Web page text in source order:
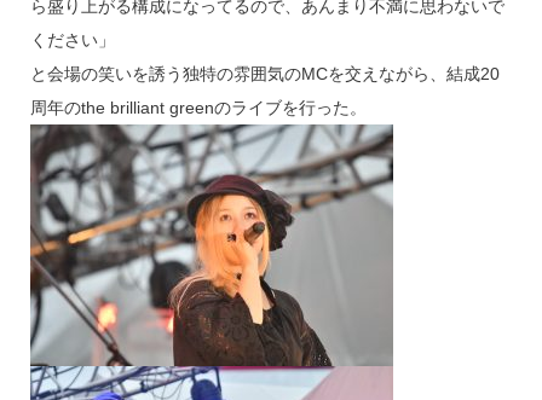
ら盛り上がる構成になってるので、あんまり不満に思わないで
ください」
と会場の笑いを誘う独特の雰囲気のMCを交えながら、結成20
周年のthe brilliant greenのライブを行った。